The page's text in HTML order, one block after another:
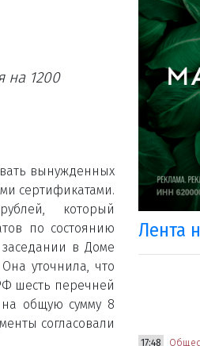
на 1200
вынужденных
сертификатами.
который
по состоянию
в Доме
уточнила, что
шесть перечней
общую сумму 8
согласовали
Лента
17:48